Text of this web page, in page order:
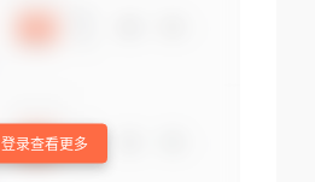
登录查看更多